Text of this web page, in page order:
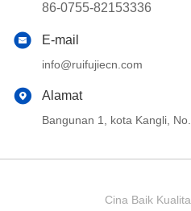
86-0755-82153336
E-mail
info@ruifujiecn.com
Alamat
Bangunan 1, kota Kangli,
Cina Baik